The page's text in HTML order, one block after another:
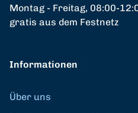
Montag - Freitag, 08:00-
gratis aus dem Festnetz
Informationen
Über uns